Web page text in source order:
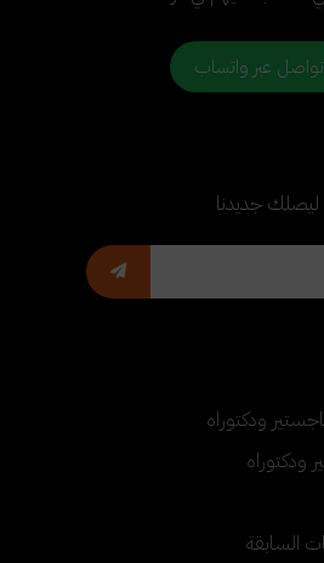
تواصل عبر واتساب
ليصلك جديدنا
ودكتوراه
ودكتوراه
السابقة